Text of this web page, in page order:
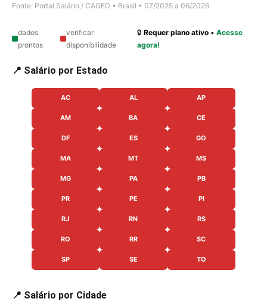
Fonte: Portal Salário / CAGED • Brasil • 07/2025 a 06/2026
dados
prontos
verificar
disponibilidade
🔒Requer plano ativo •Acesse
agora!
📍 Salário por Estado
AC AL AP
AM BA CE
DF ES GO
MA MT MS
MG PA PB
PR PE PI
RJ RN RS
RO RR SC
SP SE TO
📍 Salário por Cidade